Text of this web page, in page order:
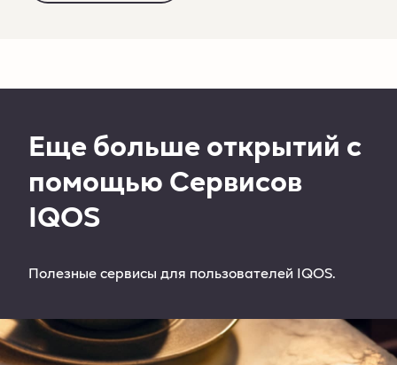
Еще больше открытий с
помощью Сервисов
IQOS
Полезные сервисы для пользователей IQOS.